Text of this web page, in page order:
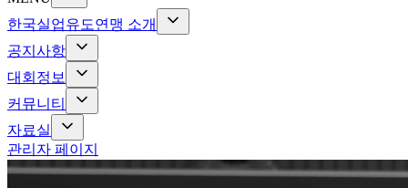
한국실업유도연맹 소개
공지사항
대회정보
커뮤니티
자료실
관리자 페이지